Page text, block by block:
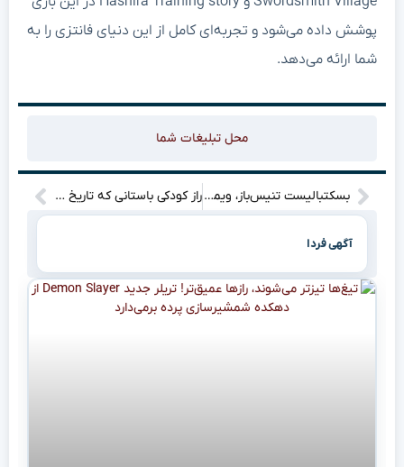
پوشش داده می‌شود و تجربه‌ای کامل از این دنیای فانتزی را به
شما ارائه می‌دهد.
محل تبلیغات شما
بسکتبالیست تنیس‌باز، ویمبلدون را تسخیر کرد! سینر فرمول قهرمانی را فاش کرد؟ راز کودکی باستانی که تاریخ بشر را زیر سوال می‌برد: آیا او واقعاً انسان نبود؟”
آگهی فردا